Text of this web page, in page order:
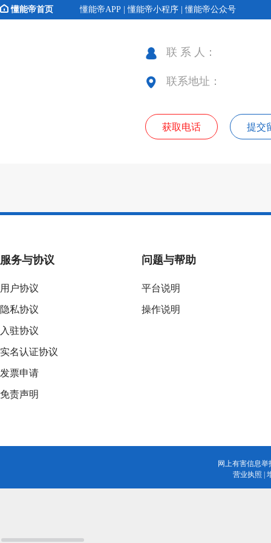
懂能帝首页 懂能帝APP | 懂能帝小程序 | 懂能帝公众号
联 系 人：
联系地址：
获取电话 提交
服务与协议
用户协议
隐私协议
入驻协议
实名认证协议
发票申请
免责声明
问题与帮助
平台说明
操作说明
网上有害信息
营业执照